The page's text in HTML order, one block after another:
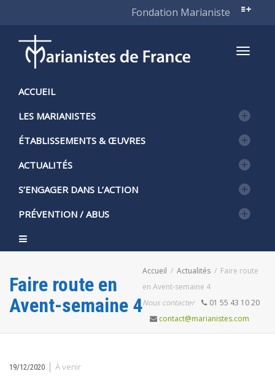
Fondation Marianiste
ACCUEIL
LES MARIANISTES
ÉTABLISSEMENTS & ŒUVRES
ACTUALITÉS
S’ENGAGER DANS L’ACTION
PRÉVENTION / ABUS
Faire route en
Avent-semaine 4
Accueil Actualités
Faire route
en Avent-semaine 4
Nous contacter
01 55 43 10 20
contact@marianistes.com
19/12/2020 | À venir